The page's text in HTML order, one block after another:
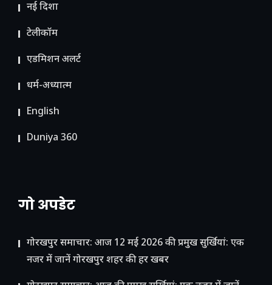
नई दिशा
टेलीकॉम
ए​डमिशन अलर्ट
धर्म-अध्यात्म
English
Duniya 360
गो अपडेट
गोरखपुर समाचार: आज 12 मई 2026 की प्रमुख सुर्खियां: एक
नजर में जानें गोरखपुर शहर की हर खबर